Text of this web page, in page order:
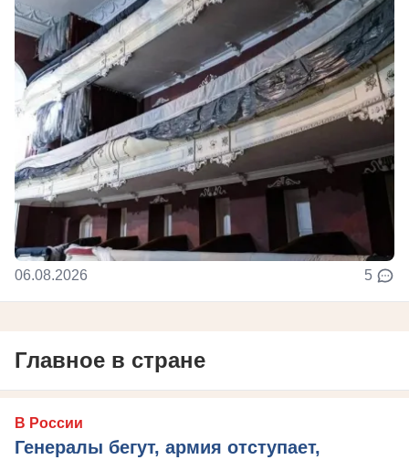
06.08.2026 5
Главное в стране
В России
Генералы бегут, армия отступает,